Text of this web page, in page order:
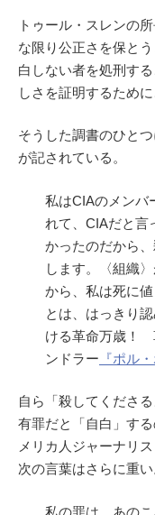
トゥール・スレンの
な限り公正さを保と
白しない者を処刑す
しさを証明するため
そうした調書のひと
が記されている。
私はCIAのメンバ
れて、CIAだと言
かったのだから
します。〈組織
から、私は死に
とは、はっきり
ける革命万歳！
ンドラー 『ポル
自ら「殺してくださ
有罪だと「自白」す
メリカ人ジャーナリ
次の言葉はさらに重い
私の罪は、あの